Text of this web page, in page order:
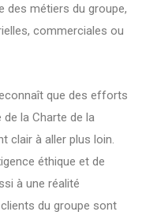
des métiers du groupe,
commerciales ou
que des efforts
la Charte de la
clair à aller plus loin.
éthique et de
à une réalité
du groupe sont